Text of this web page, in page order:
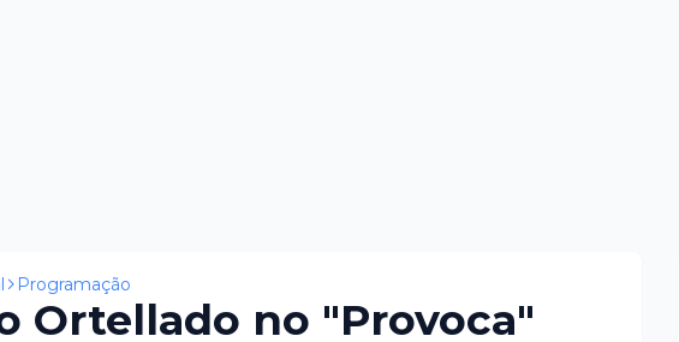
Programação
Ortellado no "Provoca"